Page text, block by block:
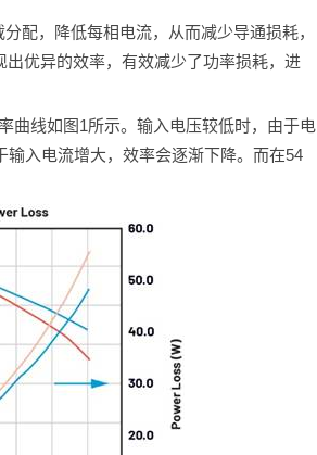
配，降低每相电流，从而减少导通损耗，
优异的效率，有效减少了功率损耗，进
曲线如图1所示。输入电压较低时，由于电
入电流增大，效率会逐渐下降。而在54